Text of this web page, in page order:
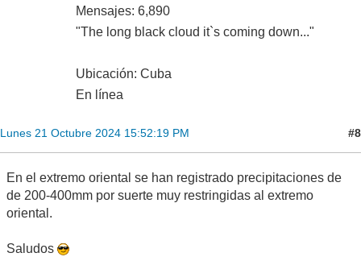
Mensajes: 6,890
"The long black cloud it`s coming down..."
Ubicación: Cuba
En línea
Lunes 21 Octubre 2024 15:52:19 PM #8
En el extremo oriental se han registrado precipitaciones de
de 200-400mm por suerte muy restringidas al extremo
oriental.
Saludos